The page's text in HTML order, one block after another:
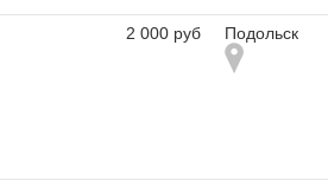
2 000 руб Подольск